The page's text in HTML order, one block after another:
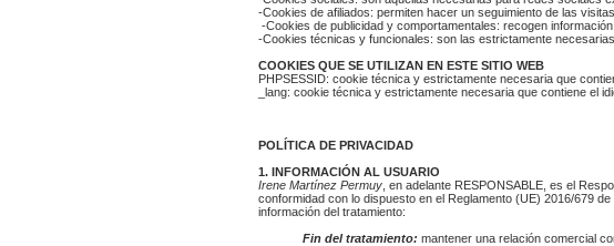
-Cookies de afiliados: permiten hacer un seguimiento de las
-Cookies de publicidad y comportamentales: recogen
-Cookies técnicas y funcionales: son las estrictamente
COOKIES QUE SE UTILIZAN EN ESTE SITIO WEB
PHPSESSID: cookie técnica y estrictamente necesaria que
_lang: cookie técnica y estrictamente necesaria que contiene el
POLÍTICA DE PRIVACIDAD
1. INFORMACIÓN AL USUARIO
Irene Martínez Permuy , en adelante RESPONSABLE, es el
conformidad con lo dispuesto en el Reglamento (UE) 2016/679
información del tratamiento:
Fin del tratamiento: mantener una relación comercial